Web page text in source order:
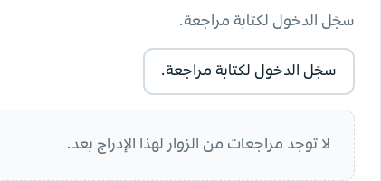
سجّل الدخول لكتابة مراجعة.
سجّل الدخول لكتابة مراجعة.
لا توجد مراجعات من الزوار لهذا الإدراج بعد.